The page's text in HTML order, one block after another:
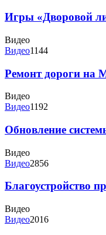
Игры «Дворовой
Видео
Видео1144
Ремонт дороги на
Видео
Видео1192
Обновление
Видео
Видео2856
Благоустройство
Видео
Видео2016